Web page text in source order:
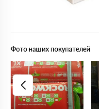
Фото наших покупателей